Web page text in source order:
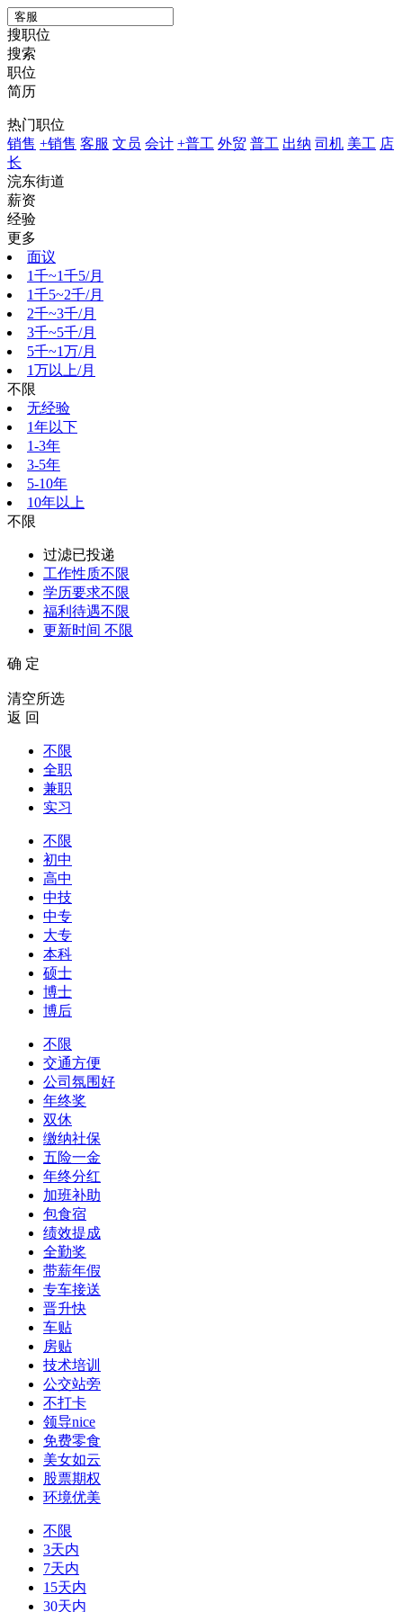
搜职位
搜索
职位
简历
热门职位
销售 +销售 客服 文员 会计 +普工 外贸 普工 出纳 司机 美工 店
长
浣东街道
薪资
经验
更多
面议
1千~1千5/月
1千5~2千/月
2千~3千/月
3千~5千/月
5千~1万/月
1万以上/月
不限
无经验
1年以下
1-3年
3-5年
5-10年
10年以上
不限
过滤已投递
工作性质不限
学历要求不限
福利待遇不限
更新时间 不限
确 定
清空所选
返 回
不限
全职
兼职
实习
不限
初中
高中
中技
中专
大专
本科
硕士
博士
博后
不限
交通方便
公司氛围好
年终奖
双休
缴纳社保
五险一金
年终分红
加班补助
包食宿
绩效提成
全勤奖
带薪年假
专车接送
晋升快
车贴
房贴
技术培训
公交站旁
不打卡
领导nice
免费零食
美女如云
股票期权
环境优美
不限
3天内
7天内
15天内
30天内